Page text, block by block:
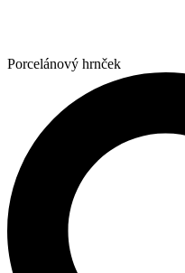
Porcelánový hrnček